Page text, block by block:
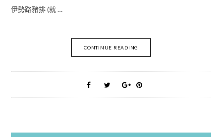
伊勢路豬排 (就 …
CONTINUE READING